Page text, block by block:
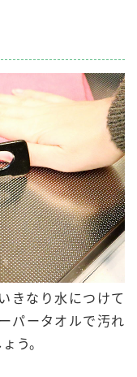
きなり水につけて
パータオルで汚れ
う。